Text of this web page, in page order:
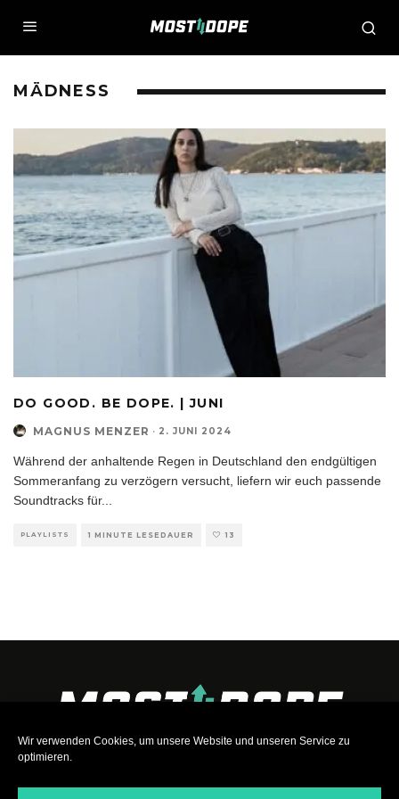
Wir verwenden Cookies, um unsere Website und unseren Service zu
optimieren.
MÄDNESS
DO GOOD. BE DOPE. | JUNI
MAGNUS MENZER · 2. JUNI 2024
Während der anhaltende Regen in Deutschland den endgültigen
Sommeranfang zu verzögern versucht, liefern wir euch passende
Soundtracks für...
PLAYLISTS 1 MINUTE LESEDAUER 13